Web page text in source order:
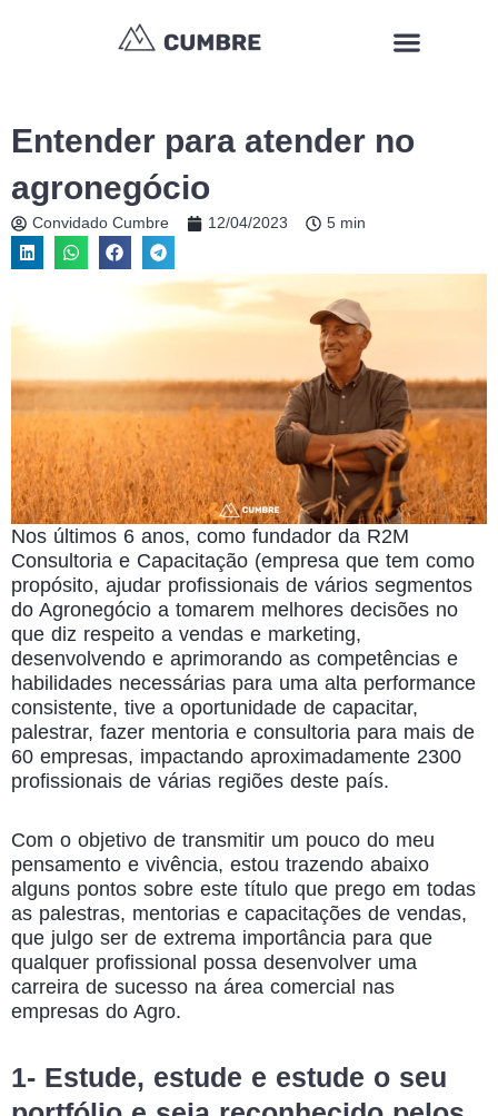
Menu
Entender para atender no
agronegócio
Convidado Cumbre 12/04/2023 5 min
Nos últimos 6 anos, como fundador da R2M
Consultoria e Capacitação (empresa que tem como
propósito, ajudar profissionais de vários segmentos
do Agronegócio a tomarem melhores decisões no
que diz respeito a vendas e marketing,
desenvolvendo e aprimorando as competências e
habilidades necessárias para uma alta performance
consistente, tive a oportunidade de capacitar,
palestrar, fazer mentoria e consultoria para mais de
60 empresas, impactando aproximadamente 2300
profissionais de várias regiões deste país.
Com o objetivo de transmitir um pouco do meu
pensamento e vivência, estou trazendo abaixo
alguns pontos sobre este título que prego em todas
as palestras, mentorias e capacitações de vendas,
que julgo ser de extrema importância para que
qualquer profissional possa desenvolver uma
carreira de sucesso na área comercial nas
empresas do Agro.
1- Estude, estude e estude o seu